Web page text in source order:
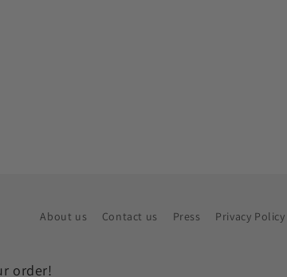
About us Contact us Press Privacy Policy
order!